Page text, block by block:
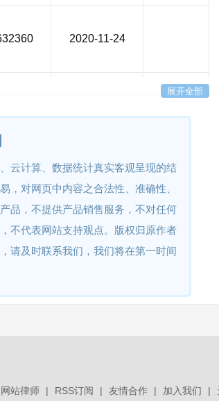
2020-11-24
2020-11-24
展开全部
云计算、数据统计真实客观呈现的结
，对网页中内容之合法性、准确性、
品，不提供产品销售服务，不对任何
不代表网站支持观点。版权归原作者
请及时联系我们，我们将在第一时间
网站律师 | RSS订阅 | 友情合作 | 加入我们 |